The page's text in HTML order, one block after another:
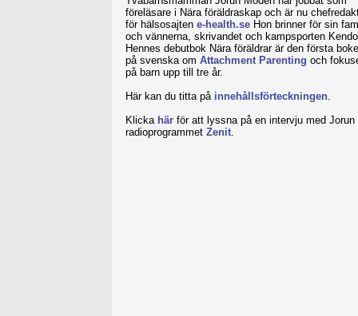
föreläsare i Nära föräldraskap och är nu
för hälsosajten e-health.se Hon brinner för sin
och vännerna, skrivandet och kampsporten
Hennes debutbok Nära föräldrar är den första
på svenska om Attachment Parenting och
på barn upp till tre år.
Här kan du titta på innehållsförteckningen.
Klicka här för att lyssna på en intervju med Jorun
radioprogrammet Zenit.